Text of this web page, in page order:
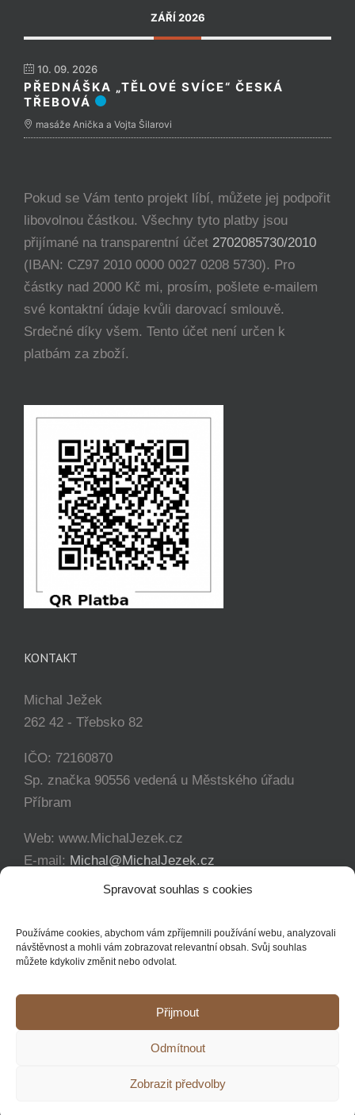
Spravovat souhlas s cookies
Používáme cookies, abychom vám zpříjemnili používání webu, analyzovali
návštěvnost a mohli vám zobrazovat relevantní obsah. Svůj souhlas
můžete kdykoliv změnit nebo odvolat.
Přijmout
Odmítnout
Zobrazit předvolby
ZÁŘÍ 2026
10. 09. 2026
PŘEDNÁŠKA „TĚLOVÉ SVÍCE“ ČESKÁ
TŘEBOVÁ
masáže Anička a Vojta Šilarovi
Pokud se Vám tento projekt líbí, můžete jej podpořit
libovolnou částkou. Všechny tyto platby jsou
přijímané na transparentní účet 2702085730/2010
(IBAN: CZ97 2010 0000 0027 0208 5730). Pro
částky nad 2000 Kč mi, prosím, pošlete e-mailem
své kontaktní údaje kvůli darovací smlouvě.
Srdečné díky všem. Tento účet není určen k
platbám za zboží.
KONTAKT
Michal Ježek
262 42 - Třebsko 82
IČO: 72160870
Sp. značka 90556 vedená u Městského úřadu
Příbram
Web: www.MichalJezek.cz
E-mail: Michal@MichalJezek.cz
+420 777 346 649
YouTubeFacebookInstagram